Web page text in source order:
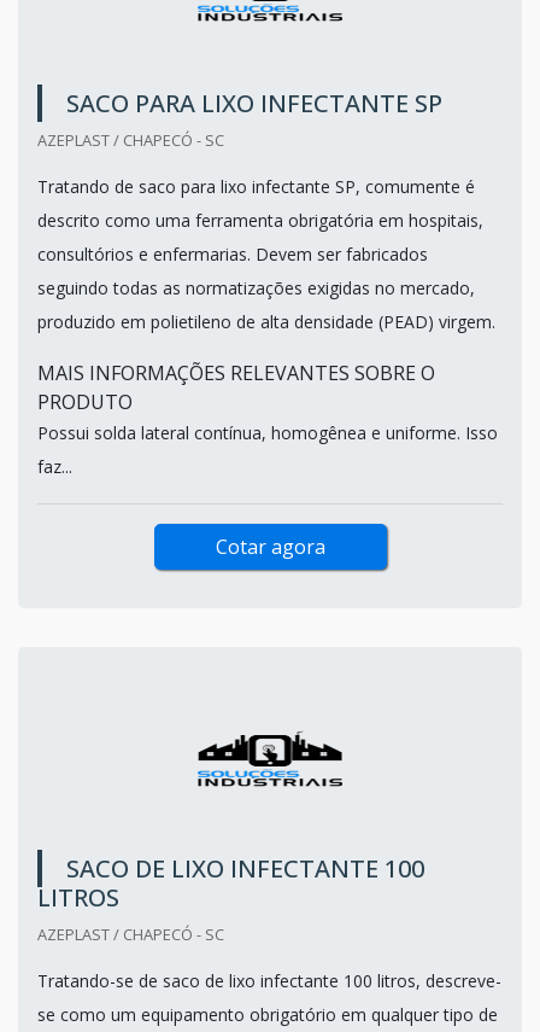
SACO PARA LIXO INFECTANTE SP
AZEPLAST / CHAPECÓ - SC
Tratando de saco para lixo infectante SP, comumente é
descrito como uma ferramenta obrigatória em hospitais,
consultórios e enfermarias. Devem ser fabricados
seguindo todas as normatizações exigidas no mercado,
produzido em polietileno de alta densidade (PEAD) virgem.
MAIS INFORMAÇÕES RELEVANTES SOBRE O
PRODUTO
Possui solda lateral contínua, homogênea e uniforme. Isso
faz...
Cotar agora
SACO DE LIXO INFECTANTE 100
LITROS
AZEPLAST / CHAPECÓ - SC
Tratando-se de saco de lixo infectante 100 litros, descreve-
se como um equipamento obrigatório em qualquer tipo de